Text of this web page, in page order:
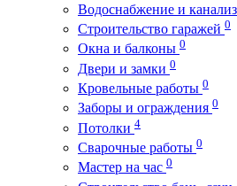
Водоснабжение и
Строительство гаражей 0
Окна и балконы 0
Двери и замки 0
Кровельные работы 0
Заборы и ограждения 0
Потолки 4
Сварочные работы 0
Мастер на час 0